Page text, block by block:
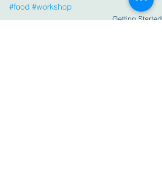
#food #workshop
Getting Started